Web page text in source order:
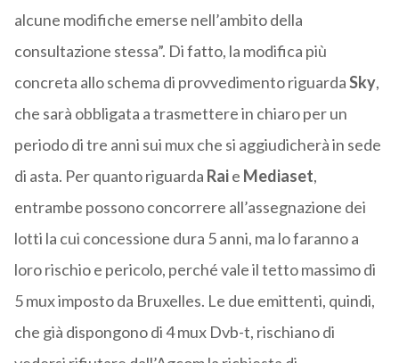
alcune modifiche emerse nell’ambito della
consultazione stessa”. Di fatto, la modifica più
concreta allo schema di provvedimento riguardaSky,
che sarà obbligata a trasmettere in chiaro per un
periodo di tre anni sui mux che si aggiudicherà in sede
di asta. Per quanto riguarda Raie Mediaset,
entrambe possono concorrere all’assegnazione dei
lotti la cui concessione dura 5 anni, ma lo faranno a
loro rischio e pericolo, perché vale il tetto massimo di
5 mux imposto da Bruxelles. Le due emittenti, quindi,
che già dispongono di 4 mux Dvb-t, rischiano di